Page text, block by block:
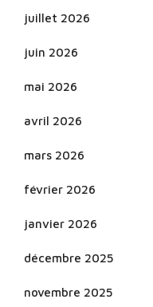
juillet 2026
juin 2026
mai 2026
avril 2026
mars 2026
février 2026
janvier 2026
décembre 2025
novembre 2025